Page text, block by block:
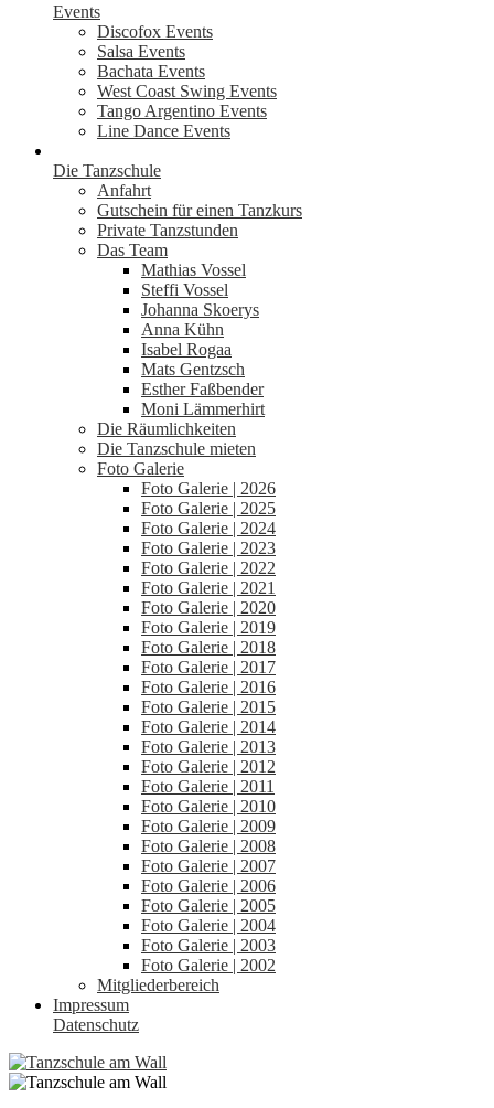
Events
Discofox Events
Salsa Events
Bachata Events
West Coast Swing Events
Tango Argentino Events
Line Dance Events
Die Tanzschule
Anfahrt
Gutschein für einen Tanzkurs
Private Tanzstunden
Das Team
Mathias Vossel
Steffi Vossel
Johanna Skoerys
Anna Kühn
Isabel Rogaa
Mats Gentzsch
Esther Faßbender
Moni Lämmerhirt
Die Räumlichkeiten
Die Tanzschule mieten
Foto Galerie
Foto Galerie | 2026
Foto Galerie | 2025
Foto Galerie | 2024
Foto Galerie | 2023
Foto Galerie | 2022
Foto Galerie | 2021
Foto Galerie | 2020
Foto Galerie | 2019
Foto Galerie | 2018
Foto Galerie | 2017
Foto Galerie | 2016
Foto Galerie | 2015
Foto Galerie | 2014
Foto Galerie | 2013
Foto Galerie | 2012
Foto Galerie | 2011
Foto Galerie | 2010
Foto Galerie | 2009
Foto Galerie | 2008
Foto Galerie | 2007
Foto Galerie | 2006
Foto Galerie | 2005
Foto Galerie | 2004
Foto Galerie | 2003
Foto Galerie | 2002
Mitgliederbereich
Impressum
Datenschutz